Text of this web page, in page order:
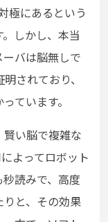
極にあるという
しかし、本当
バは脳無しで
されており、
ています。
い脳で複雑な
よってロボット
読みで、高度
と、その効果